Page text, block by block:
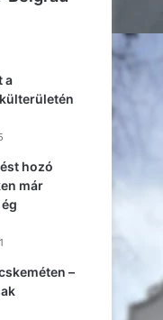
a
hozó
már
–